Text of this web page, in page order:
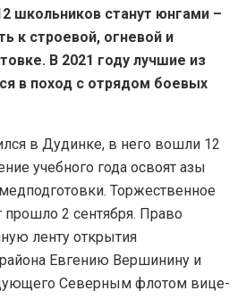
школьников станут юнгами –
к строевой, огневой и
В 2021 году лучшие из
в поход с отрядом боевых
в Дудинке, в него вошли 12
учебного года освоят азы
Торжественное
2 сентября. Право
ленту открытия
Евгению Вершинину и
Северным флотом вице-